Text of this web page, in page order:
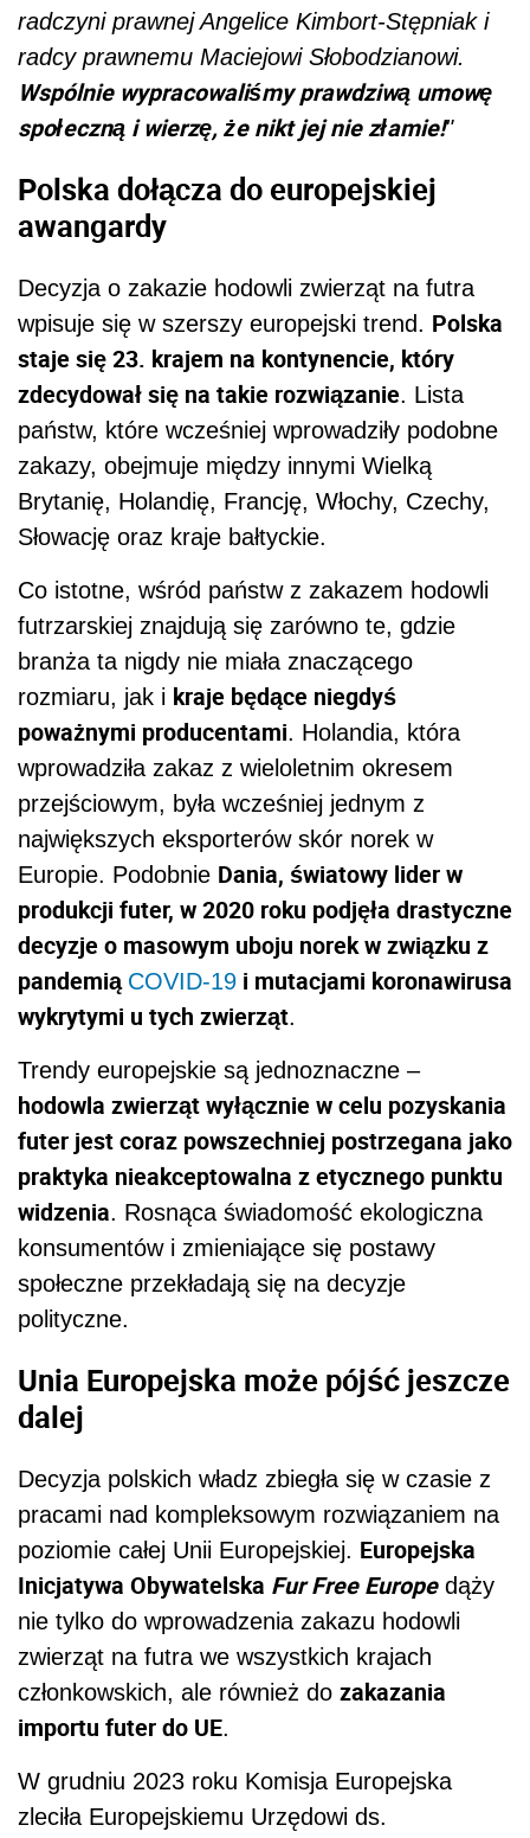
radczyni prawnej Angelice Kimbort-Stępniak i
radcy prawnemu Maciejowi Słobodzianowi.
Wspólnie wypracowaliśmy prawdziwą umowę
społeczną i wierzę, że nikt jej nie złamie!"
Polska dołącza do europejskiej
awangardy
Decyzja o zakazie hodowli zwierząt na futra
wpisuje się w szerszy europejski trend. Polska
staje się 23. krajem na kontynencie, który
zdecydował się na takie rozwiązanie. Lista
państw, które wcześniej wprowadziły podobne
zakazy, obejmuje między innymi Wielką
Brytanię, Holandię, Francję, Włochy, Czechy,
Słowację oraz kraje bałtyckie.
Co istotne, wśród państw z zakazem hodowli
futrzarskiej znajdują się zarówno te, gdzie
branża ta nigdy nie miała znaczącego
rozmiaru, jak i kraje będące niegdyś
poważnymi producentami. Holandia, która
wprowadziła zakaz z wieloletnim okresem
przejściowym, była wcześniej jednym z
największych eksporterów skór norek w
Europie. Podobnie Dania, światowy lider w
produkcji futer, w 2020 roku podjęła drastyczne
decyzje o masowym uboju norek w związku z
pandemią COVID-19 i mutacjami koronawirusa
wykrytymi u tych zwierząt.
Trendy europejskie są jednoznaczne –
hodowla zwierząt wyłącznie w celu pozyskania
futer jest coraz powszechniej postrzegana jako
praktyka nieakceptowalna z etycznego punktu
widzenia. Rosnąca świadomość ekologiczna
konsumentów i zmieniające się postawy
społeczne przekładają się na decyzje
polityczne.
Unia Europejska może pójść jeszcze
dalej
Decyzja polskich władz zbiegła się w czasie z
pracami nad kompleksowym rozwiązaniem na
poziomie całej Unii Europejskiej. Europejska
Inicjatywa Obywatelska Fur Free Europedąży
nie tylko do wprowadzenia zakazu hodowli
zwierząt na futra we wszystkich krajach
członkowskich, ale również do zakazania
importu futer do UE.
W grudniu 2023 roku Komisja Europejska
zleciła Europejskiemu Urzędowi ds.